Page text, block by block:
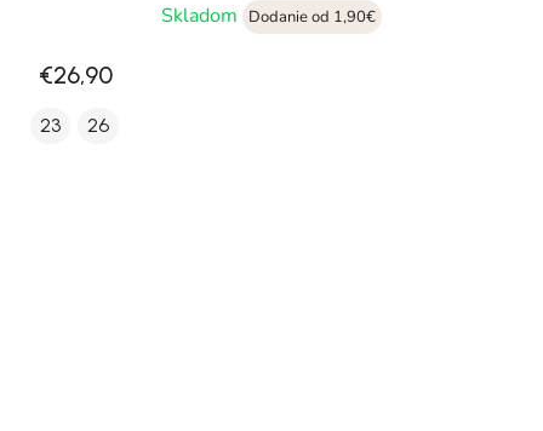
Skladom
Dodanie od 1,90€
€26,90
23 26